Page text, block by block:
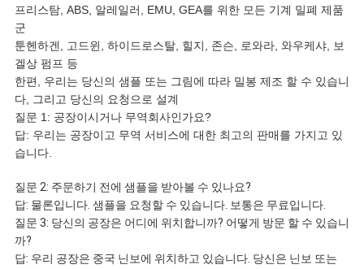
프리스탐, ABS, 알레일러, EMU, GEA를 위한 모든 기계 밀폐 제품
군
툰헨하겐, 고드윈, 하이드로스탈, 힐지, 존슨, 로와라, 와우케샤, 보
겔상 펌프 등
한편, 우리는 당신의 샘플 또는 그림에 따라 밀봉 제조 할 수 있습니
다, 그리고 당신의 요청으로 설계
질문 1: 공장이시거나 무역회사인가요?
답: 우리는 공장이고 무역 서비스에 대한 최고의 판매를 가지고 있
습니다.
질문 2: 주문하기 전에 샘플을 받아볼 수 있나요?
답: 물론입니다. 샘플을 요청할 수 있습니다. 보통은 무료입니다.
질문 3: 당신의 공장은 어디에 위치합니까? 어떻게 방문 할 수 있습니
까?
답: 우리 공장은 중국 닌보에 위치하고 있습니다. 당신은 닌보 또는